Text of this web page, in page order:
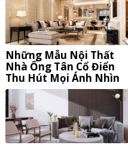
Những Mẫu Nội Thất
Nhà Ống Tân Cổ Điển
Thu Hút Mọi Ánh Nhìn